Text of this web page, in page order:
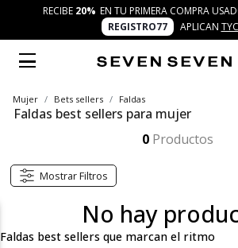
RECIBE 20% EN TU PRIMERA COMPRA
REGISTRO77
APLICAN TYC
Mujer Bets sellers Faldas
Faldas best sellers para mujer
0 Productos
Mostrar Filtros
No hay
Faldas best sellers que marcan el ritmo